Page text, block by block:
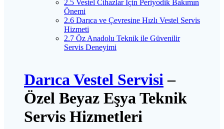
2.5 Vestel Cihazlar İçin Periyodik Bakımın
Önemi
2.6 Darıca ve Çevresine Hızlı Vestel Servis
Hizmeti
2.7 Öz Anadolu Teknik ile Güvenilir
Servis Deneyimi
Darıca Vestel Servisi–
Özel Beyaz Eşya Teknik
Servis Hizmetleri